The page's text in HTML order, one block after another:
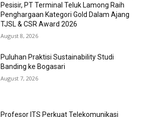
Pesisir, PT Terminal Teluk Lamong Raih
Penghargaan Kategori Gold Dalam Ajang
TJSL & CSR Award 2026
August 8, 2026
Puluhan Praktisi Sustainability Studi
Banding ke Bogasari
August 7, 2026
Profesor ITS Perkuat Telekomunikasi